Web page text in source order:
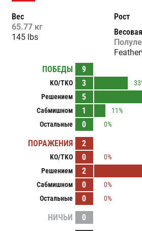
Вес
65.77 кг
145 lbs
Рост
ПОБЕДЫ
9
KO/TKO 3
Решением
5
Сабмишном
1
11%
Остальные
0 0%
ПОРАЖЕНИЯ 2
KO/TKO 0
0%
Решением
2
Сабмишном
0
0%
Остальные
0 0%
НИЧЬИ
0